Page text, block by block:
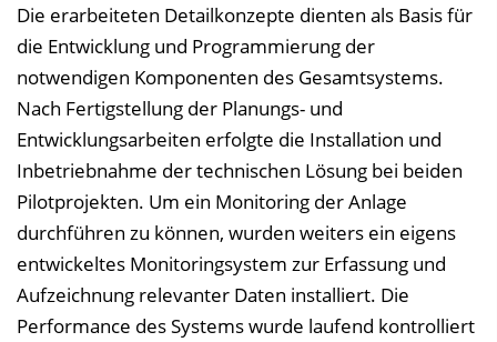
Die erarbeiteten Detailkonzepte dienten als Basis für
die Entwicklung und Programmierung der
notwendigen Komponenten des Gesamtsystems.
Nach Fertigstellung der Planungs- und
Entwicklungsarbeiten erfolgte die Installation und
Inbetriebnahme der technischen Lösung bei beiden
Pilotprojekten. Um ein Monitoring der Anlage
durchführen zu können, wurden weiters ein eigens
entwickeltes Monitoringsystem zur Erfassung und
Aufzeichnung relevanter Daten installiert. Die
Performance des Systems wurde laufend kontrolliert